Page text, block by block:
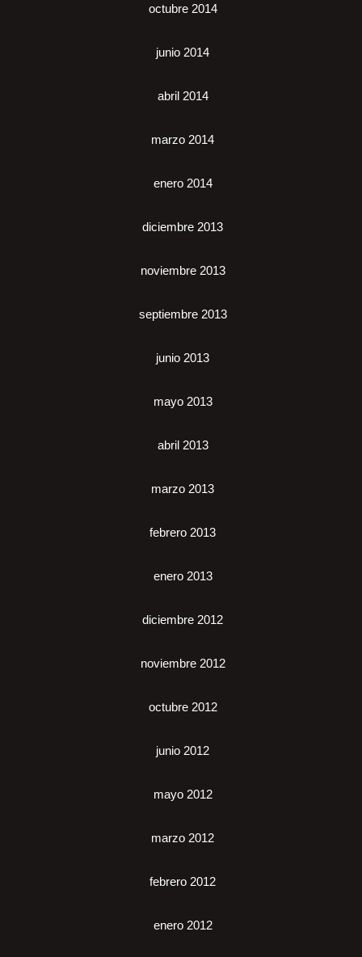
octubre 2014
junio 2014
abril 2014
marzo 2014
enero 2014
diciembre 2013
noviembre 2013
septiembre 2013
junio 2013
mayo 2013
abril 2013
marzo 2013
febrero 2013
enero 2013
diciembre 2012
noviembre 2012
octubre 2012
junio 2012
mayo 2012
marzo 2012
febrero 2012
enero 2012